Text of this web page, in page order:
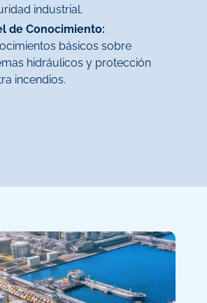
industrial.
de Conocimiento:
básicos sobre
hidráulicos y protección
incendios.